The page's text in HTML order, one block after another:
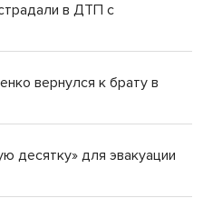
в ДТП с
вернулся к брату в
десятку» для эвакуации